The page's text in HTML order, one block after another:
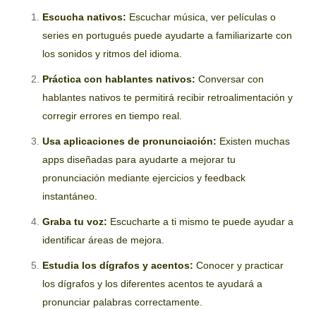
Escucha nativos: Escuchar música, ver películas o
series en portugués puede ayudarte a familiarizarte con
los sonidos y ritmos del idioma.
Práctica con hablantes nativos: Conversar con
hablantes nativos te permitirá recibir retroalimentación y
corregir errores en tiempo real.
Usa aplicaciones de pronunciación: Existen muchas
apps diseñadas para ayudarte a mejorar tu
pronunciación mediante ejercicios y feedback
instantáneo.
Graba tu voz: Escucharte a ti mismo te puede ayudar a
identificar áreas de mejora.
Estudia los dígrafos y acentos: Conocer y practicar
los dígrafos y los diferentes acentos te ayudará a
pronunciar palabras correctamente.